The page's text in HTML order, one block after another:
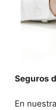
Seguros
En